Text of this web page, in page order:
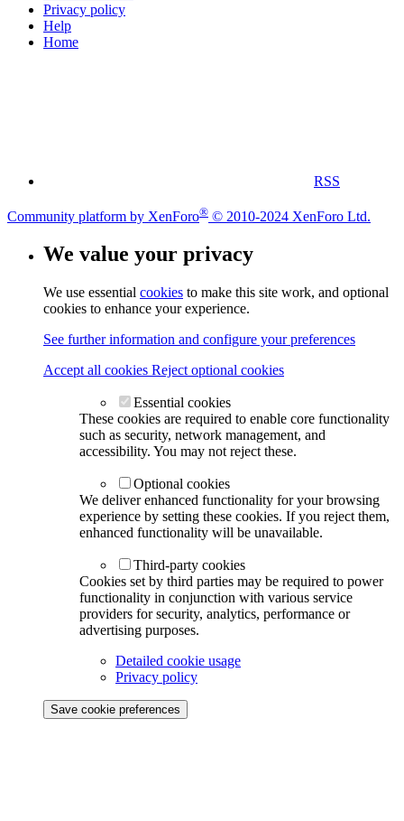
Privacy policy
Help
Home
RSS
Community platform by XenForo® © 2010-2024 XenForo Ltd.
We value your privacy
We use essential cookies to make this site work, and optional
cookies to enhance your experience.
See further information and configure your preferences
Accept all cookies Reject optional cookies
Essential cookies
These cookies are required to enable core functionality
such as security, network management, and
accessibility. You may not reject these.
Optional cookies
We deliver enhanced functionality for your browsing
experience by setting these cookies. If you reject them,
enhanced functionality will be unavailable.
Third-party cookies
Cookies set by third parties may be required to power
functionality in conjunction with various service
providers for security, analytics, performance or
advertising purposes.
Detailed cookie usage
Privacy policy
Save cookie preferences